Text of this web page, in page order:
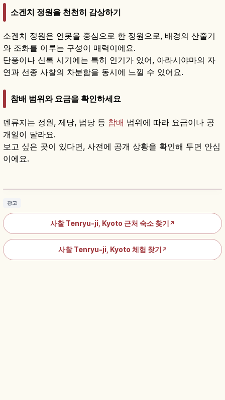
소겐치 정원을 천천히 감상하기
소겐치 정원은 연못을 중심으로 한 정원으로, 배경의 산줄기
와 조화를 이루는 구성이 매력이에요.
단풍이나 신록 시기에는 특히 인기가 있어, 아라시야마의 자
연과 선종 사찰의 차분함을 동시에 느낄 수 있어요.
참배 범위와 요금을 확인하세요
덴류지는 정원, 제당, 법당 등 참배 범위에 따라 요금이나 공
개일이 달라요.
보고 싶은 곳이 있다면, 사전에 공개 상황을 확인해 두면 안심
이에요.
덴류지란?｜교토 아라시야마 임제종 대본산·소
광고
사찰 Tenryu-ji, Kyoto 근처 숙소 찾기 ↗
사찰 Tenryu-ji, Kyoto 체험 찾기 ↗